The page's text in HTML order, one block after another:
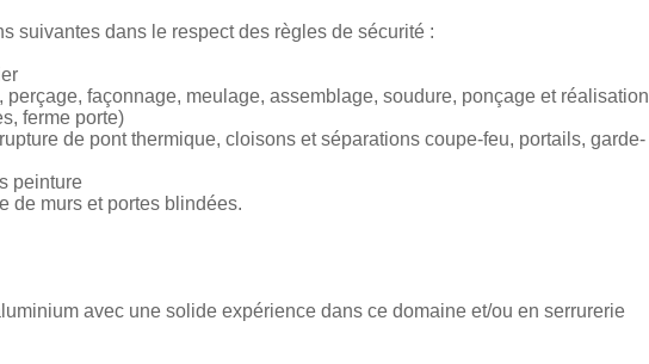
suivantes dans le respect des règles de sécurité :
façonnage, meulage, assemblage, soudure, ponçage et réalisation
ferme porte)
de pont thermique, cloisons et séparations coupe-feu, portails, garde-
peinture
de murs et portes blindées.
avec une solide expérience dans ce domaine et/ou en serrurerie